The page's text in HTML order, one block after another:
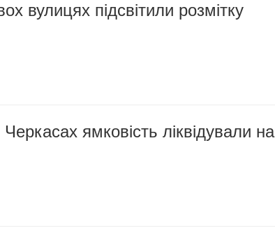
вулицях підсвітили розмітку
Черкасах ямковість ліквідували на